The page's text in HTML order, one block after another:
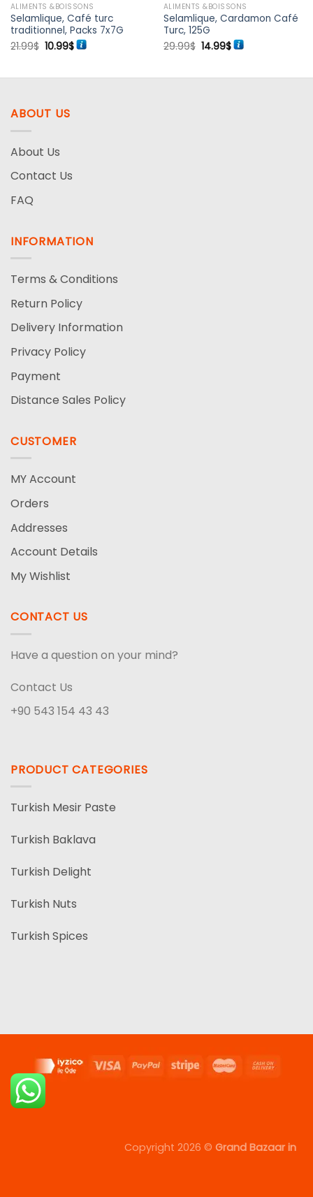
ALIMENTS &BOISSONS
Selamlique, Café turc
traditionnel, Packs 7x7G
21.99$ Le
prix
21.99$.
10.99$Le
prix
10.99$.
ALIMENTS &BOISSONS
Selamlique, Cardamon Café
Turc, 125G
29.99$ Le
prix
29.99$.
14.99$Le
prix
14.99$.
ABOUT US
About Us
Contact Us
FAQ
INFORMATION
Terms & Conditions
Return Policy
Delivery Information
Privacy Policy
Payment
Distance Sales Policy
CUSTOMER
MY Account
Orders
Addresses
Account Details
My Wishlist
CONTACT US
Have a question on your mind?
Contact Us
+90 543 154 43 43
PRODUCT CATEGORIES
Turkish Mesir Paste
Turkish Baklava
Turkish Delight
Turkish Nuts
Turkish Spices
Copyright 2026 © Grand Bazaar in